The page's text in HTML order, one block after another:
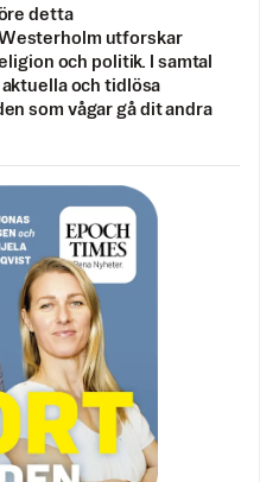
detta
utforskar
och politik. I samtal
och tidlösa
som vågar gå dit andra